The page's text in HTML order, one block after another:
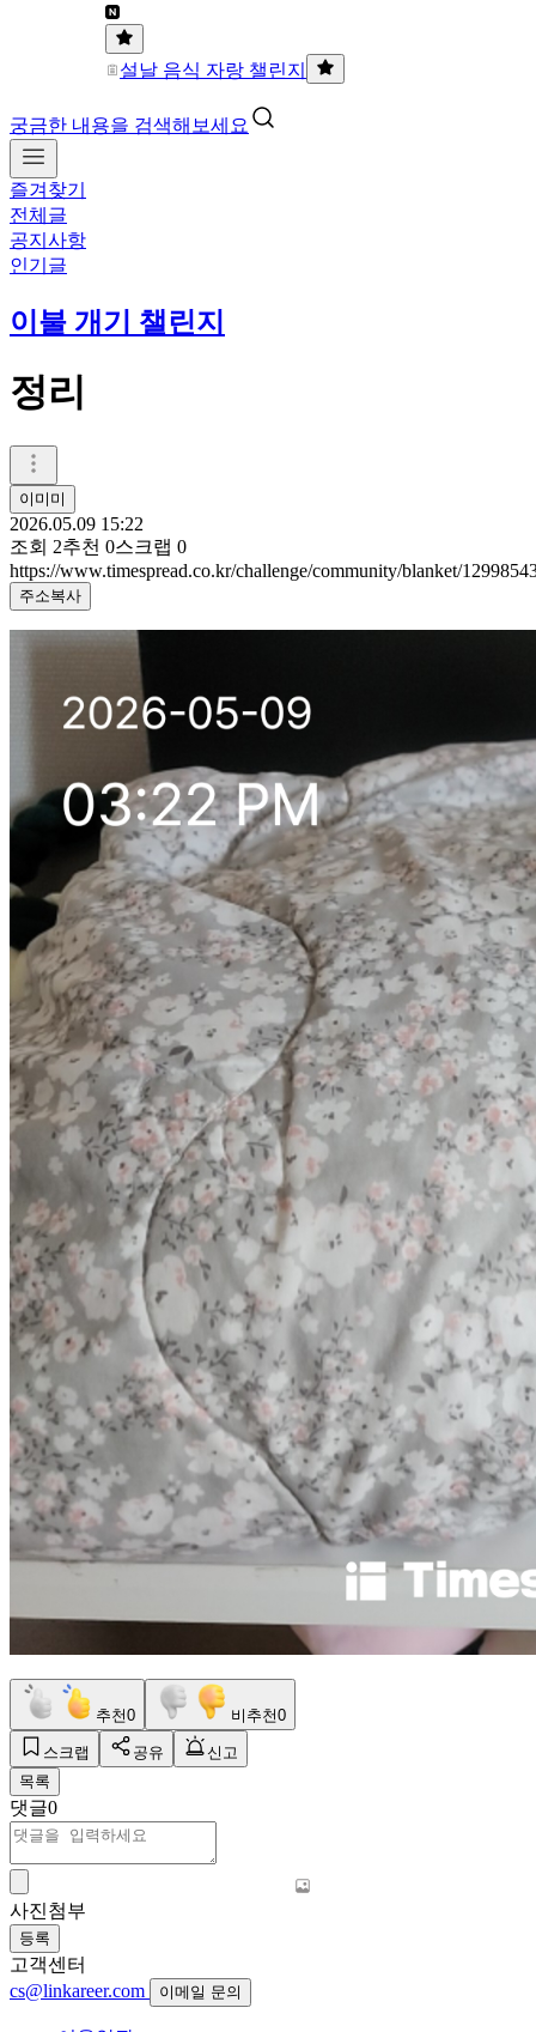
설날 음식 자랑 챌린지
궁금한 내용을 검색해보세요
즐겨찾기
전체글
공지사항
인기글
이불 개기 챌린지
정리
이미미
2026.05.09 15:22
조회 2추천 0스크랩 0
https://www.timespread.co.kr/challenge/community/blanket/
주소복사
추천0 비추천0
스크랩 공유
신고
목록
댓글0
사진첨부
등록
고객센터
cs@linkareer.com
이메일 문의